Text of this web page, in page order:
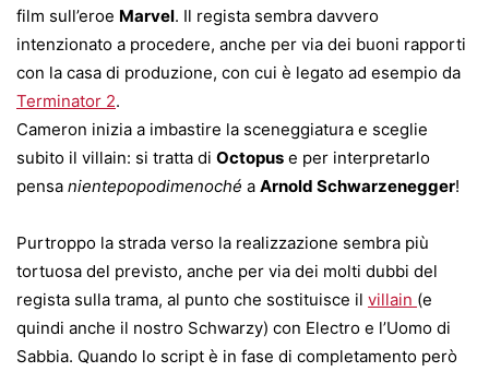
film sull’eroe Marvel. Il regista sembra davvero
intenzionato a procedere, anche per via dei buoni rapporti
con la casa di produzione, con cui è legato ad esempio da
Terminator 2.
Cameron inizia a imbastire la sceneggiatura e sceglie
subito il villain: si tratta di Octopus e per interpretarlo
pensa nientepopodimenoché a Arnold Schwarzenegger!
Purtroppo la strada verso la realizzazione sembra più
tortuosa del previsto, anche per via dei molti dubbi del
regista sulla trama, al punto che sostituisce il villain (e
quindi anche il nostro Schwarzy) con Electro e l’Uomo di
Sabbia. Quando lo script è in fase di completamento però